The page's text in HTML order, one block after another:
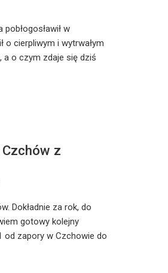
w
o cierpliwym i wytrwałym
a o czym zdaje się dziś
z
Dokładnie za rok, do
gotowy kolejny
od zapory w Czchowie do